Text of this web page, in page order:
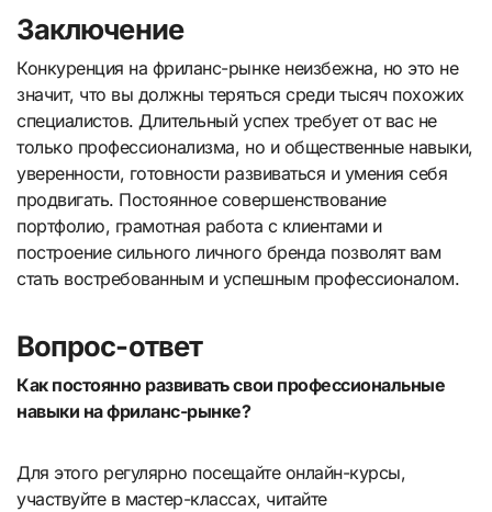
Заключение
Конкуренция на фриланс-рынке неизбежна, но это не
значит, что вы должны теряться среди тысяч похожих
специалистов. Длительный успех требует от вас не
только профессионализма, но и общественные навыки,
уверенности, готовности развиваться и умения себя
продвигать. Постоянное совершенствование
портфолио, грамотная работа с клиентами и
построение сильного личного бренда позволят вам
стать востребованным и успешным профессионалом.
Вопрос-ответ
Как постоянно развивать свои профессиональные
навыки на фриланс-рынке?
Для этого регулярно посещайте онлайн-курсы,
участвуйте в мастер-классах, читайте